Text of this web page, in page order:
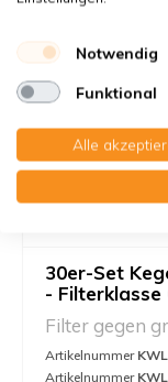
30er-Set
- Filterklasse
Filter gegen
Artikelnummer
Artikelnummer
Notwendig
Funktional
Alle